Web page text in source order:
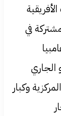
في
من 6 إلى 8 يوليو الجاري
وكبار